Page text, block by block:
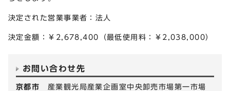
決定された営業事業者：法人
決定金額：￥2,678,400（最低使用料：￥2,038,000）
お問い合わせ先
京都市 産業観光局産業企画室中央卸売市場第一市場